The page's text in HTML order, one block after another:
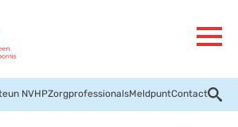
NVHPZorgprofessionalsMeldpuntContact